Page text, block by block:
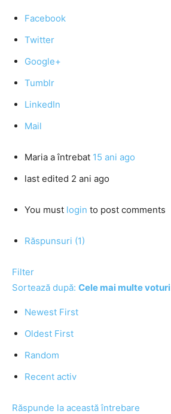
Facebook
Twitter
Google+
Tumblr
LinkedIn
Mail
Maria a întrebat 15 ani ago
last edited 2 ani ago
You must login to post comments
Răspunsuri (1)
Filter
Sortează după: Cele mai multe voturi
Newest First
Oldest First
Random
Recent activ
Răspunde la această întrebare